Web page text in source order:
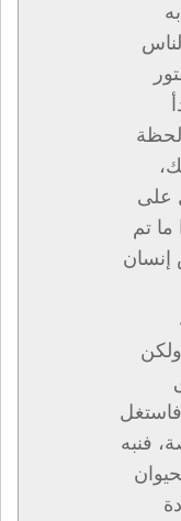
على
ما تم
إنسان
فاستغل
فنبه